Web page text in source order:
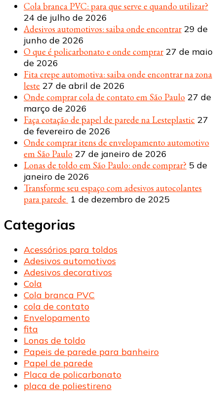
Cola branca PVC: para que serve e quando utilizar?
24 de julho de 2026
Adesivos automotivos: saiba onde encontrar 29 de
junho de 2026
O que é policarbonato e onde comprar 27 de maio
de 2026
Fita crepe automotiva: saiba onde encontrar na zona
leste 27 de abril de 2026
Onde comprar cola de contato em São Paulo 27 de
março de 2026
Faça cotação de papel de parede na Lesteplastic 27
de fevereiro de 2026
Onde comprar itens de envelopamento automotivo
em São Paulo 27 de janeiro de 2026
Lonas de toldo em São Paulo: onde comprar? 5 de
janeiro de 2026
Transforme seu espaço com adesivos autocolantes
para parede 1 de dezembro de 2025
Categorias
Acessórios para toldos
Adesivos automotivos
Adesivos decorativos
Cola
Cola branca PVC
cola de contato
Envelopamento
fita
Lonas de toldo
Papeis de parede para banheiro
Papel de parede
Placa de policarbonato
placa de poliestireno